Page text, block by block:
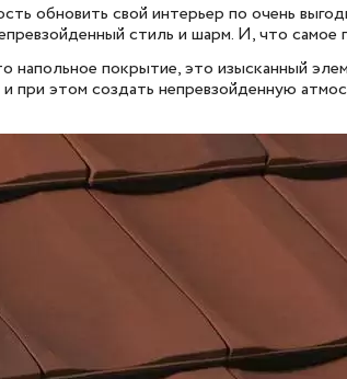
обновить свой интерьер по очень
стиль и шарм. И, что
напольное покрытие, это изысканный
при этом создать непревзойденную